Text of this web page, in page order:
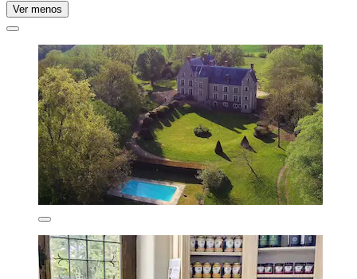
Ver menos